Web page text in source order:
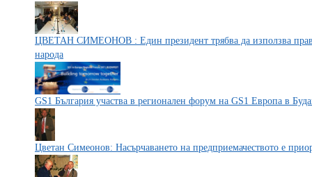
ЦВЕТАН СИМЕОНОВ : Един президент трябва да използва
народа
GS1 България участва в регионален форум на GS1 Европа в
Цветан Симеонов: Насърчаването на предприемачеството е